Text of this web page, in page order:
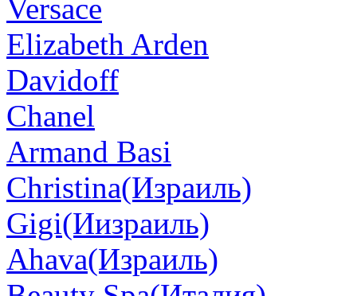
Versace
Elizabeth Arden
Davidoff
Chanel
Armand Basi
Christina(Израиль)
Gigi(Иизраиль)
Ahava(Израиль)